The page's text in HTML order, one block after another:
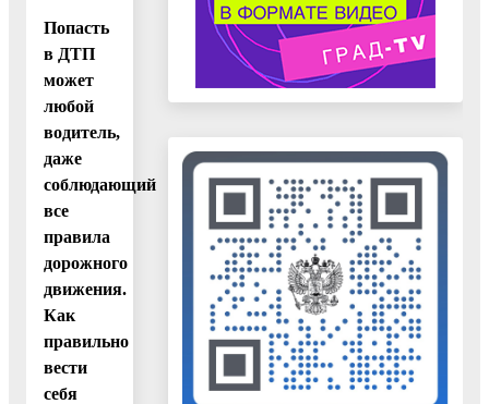
Попасть
в ДТП
может
любой
водитель,
даже
соблюдающий
все
правила
дорожного
движения.
Как
правильно
вести
себя